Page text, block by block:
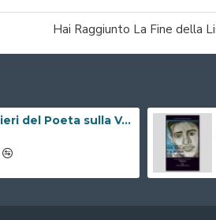
Hai Raggiunto La Fine della
I Pensieri del Poeta sulla V.i.a. ( Libro Digitale )